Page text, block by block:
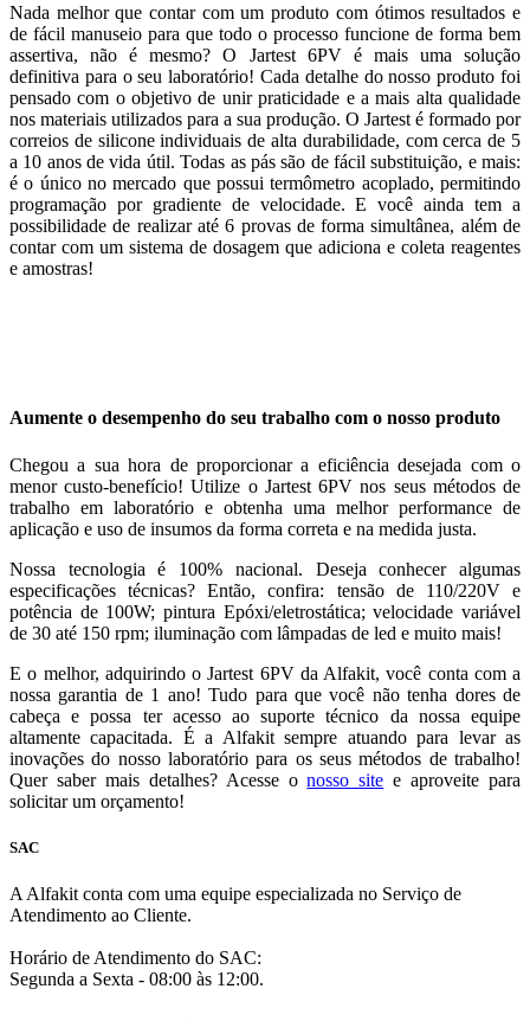
Nada melhor que contar com um produto com ótimos resultados e
de fácil manuseio para que todo o processo funcione de forma bem
assertiva, não é mesmo? O Jartest 6PV é mais uma solução
definitiva para o seu laboratório! Cada detalhe do nosso produto foi
pensado com o objetivo de unir praticidade e a mais alta qualidade
nos materiais utilizados para a sua produção. O Jartest é formado por
correios de silicone individuais de alta durabilidade, com cerca de 5
a 10 anos de vida útil. Todas as pás são de fácil substituição, e mais:
é o único no mercado que possui termômetro acoplado, permitindo
programação por gradiente de velocidade. E você ainda tem a
possibilidade de realizar até 6 provas de forma simultânea, além de
contar com um sistema de dosagem que adiciona e coleta reagentes
e amostras!
Aumente o desempenho do seu trabalho com o nosso produto
Chegou a sua hora de proporcionar a eficiência desejada com o
menor custo-benefício! Utilize o Jartest 6PV nos seus métodos de
trabalho em laboratório e obtenha uma melhor performance de
aplicação e uso de insumos da forma correta e na medida justa.
Nossa tecnologia é 100% nacional. Deseja conhecer algumas
especificações técnicas? Então, confira: tensão de 110/220V e
potência de 100W; pintura Epóxi/eletrostática; velocidade variável
de 30 até 150 rpm; iluminação com lâmpadas de led e muito mais!
E o melhor, adquirindo o Jartest 6PV da Alfakit, você conta com a
nossa garantia de 1 ano! Tudo para que você não tenha dores de
cabeça e possa ter acesso aosuporte técnico da nossa equipe
altamente capacitada. É a Alfakit sempre atuando para levar as
inovações do nosso laboratório para os seus métodos de trabalho!
Quer saber mais detalhes? Acesse onosso site e aproveite para
solicitar um orçamento!
SAC
A Alfakit conta com uma equipe especializada no Serviço de
Atendimento ao Cliente.
Horário de Atendimento do SAC:
Segunda a Sexta - 08:00 às 12:00.